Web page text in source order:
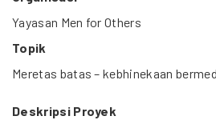
Yayasan Men for Others
Topik
Meretas batas – kebhinekaan
Deskripsi Proyek